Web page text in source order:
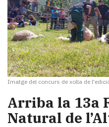
Imatge del concurs de xolla de
Arriba la 13a
Natural de